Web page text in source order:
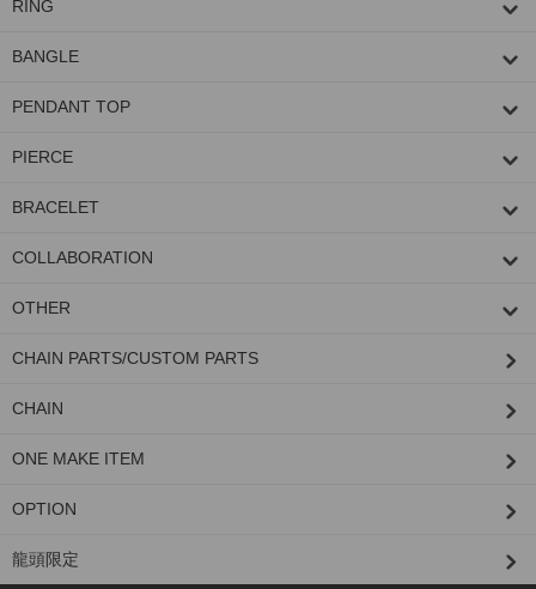
RING
BANGLE
PENDANT TOP
PIERCE
BRACELET
COLLABORATION
OTHER
CHAIN PARTS/CUSTOM PARTS
CHAIN
ONE MAKE ITEM
OPTION
龍頭限定